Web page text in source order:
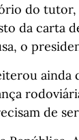
do tutor,
da carta
o
ainda
de